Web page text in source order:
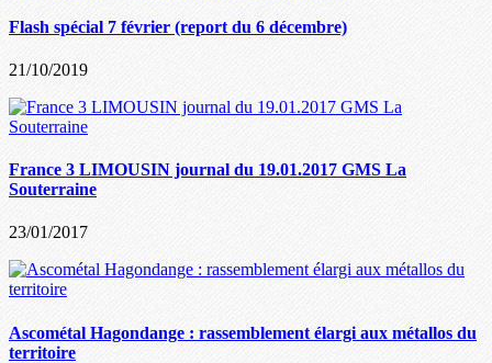
Flash spécial 7 février (report du 6 décembre)
21/10/2019
France 3 LIMOUSIN journal du 19.01.2017 GMS La
Souterraine
23/01/2017
Ascométal Hagondange : rassemblement élargi aux métallos du
territoire